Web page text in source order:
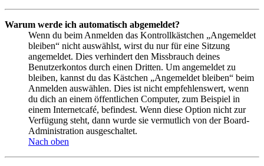
Warum werde ich automatisch abgemeldet?
Wenn du beim Anmelden das Kontrollkästchen „Angemeldet
bleiben“ nicht auswählst, wirst du nur für eine Sitzung
angemeldet. Dies verhindert den Missbrauch deines
Benutzerkontos durch einen Dritten. Um angemeldet zu
bleiben, kannst du das Kästchen „Angemeldet bleiben“ beim
Anmelden auswählen. Dies ist nicht empfehlenswert, wenn
du dich an einem öffentlichen Computer, zum Beispiel in
einem Internetcafé, befindest. Wenn diese Option nicht zur
Verfügung steht, dann wurde sie vermutlich von der Board-
Administration ausgeschaltet.
Nach oben